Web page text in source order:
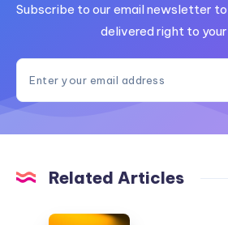
Subscribe to our email newsletter
delivered right to your
Related Articles